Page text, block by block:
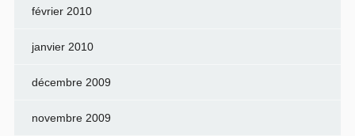
février 2010
janvier 2010
décembre 2009
novembre 2009